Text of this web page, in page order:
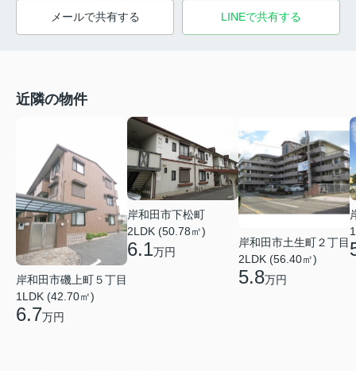
メールで共有する LINEで共有する
近隣の物件
岸和田市磯上町５丁目
1LDK (42.70㎡)
6.7万円
岸和田市下松町
2LDK (50.78㎡)
6.1万円
岸和田市土生町２丁目
2LDK (56.40㎡)
5.8万円